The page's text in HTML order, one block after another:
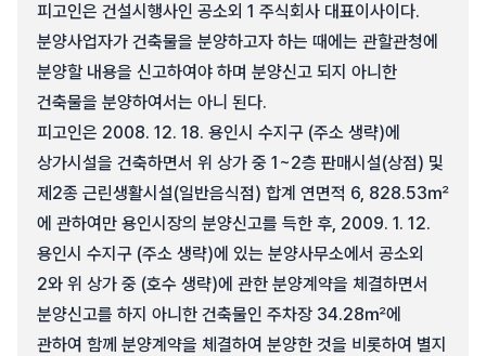
피고인은 건설시행사인 공소외 1 주식회사 대표이사이다.
분양사업자가 건축물을 분양하고자 하는 때에는 관할관청에
분양할 내용을 신고하여야 하며 분양신고 되지 아니한
건축물을 분양하여서는 아니 된다.
피고인은 2008. 12. 18. 용인시 수지구 (주소 생략)에
상가시설을 건축하면서 위 상가 중 1~2층 판매시설(상점) 및
제2종 근린생활시설(일반음식점) 합계 연면적 6, 828.53㎡
에 관하여만 용인시장의 분양신고를 득한 후, 2009. 1. 12.
용인시 수지구 (주소 생략)에 있는 분양사무소에서 공소외
2와 위 상가 중 (호수 생략)에 관한 분양계약을 체결하면서
분양신고를 하지 아니한 건축물인 주차장 34.28㎡에
관하여 함께 분양계약을 체결하여 분양한 것을 비롯하여 별지